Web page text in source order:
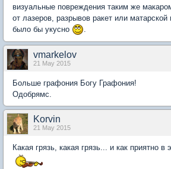
визуальные повреждения таким же
от лазеров, разрывов ракет или матарской
было бы укусно
vmarkelov
21 May 2015
Больше графония Богу Графония!
Одобрямс.
Korvin
21 May 2015
Какая грязь, какая грязь... и как приятно в